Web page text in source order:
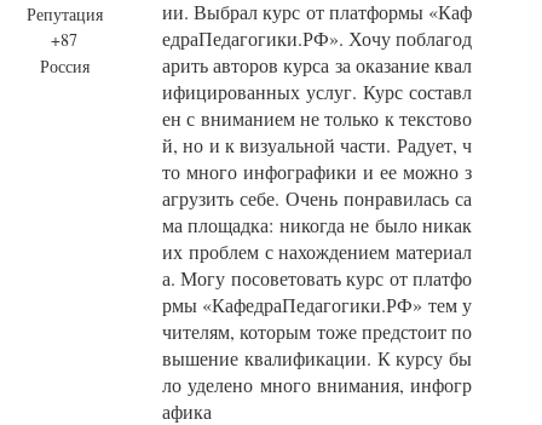
Репутация
+87
Россия
ии. Выбрал курс от платформы «Каф
едраПедагогики.РФ». Хочу поблагод
арить авторов курса за оказание квал
ифицированных услуг. Курс составл
ен с вниманием не только к текстово
й, но и к визуальной части. Радует, ч
то много инфографики и ее можно з
агрузить себе. Очень понравилась са
ма площадка: никогда не было никак
их проблем с нахождением материал
а. Могу посоветовать курс от платфо
рмы «КафедраПедагогики.РФ» тем у
чителям, которым тоже предстоит по
вышение квалификации. К курсу бы
ло уделено много внимания, инфогр
афика